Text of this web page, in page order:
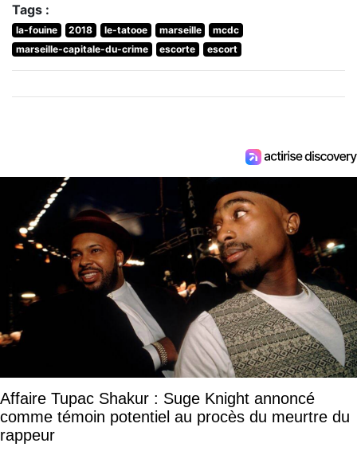
Tags :
la-fouine 2018 le-tatooe marseille
mcdc
marseille-capitale-du-crime
escorte escort
Affaire Tupac Shakur : Suge Knight annoncé
comme témoin potentiel au procès du meurtre du
rappeur